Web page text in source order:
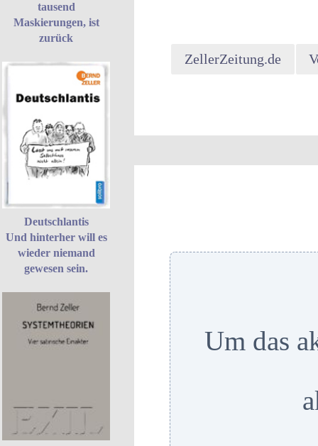
tausend
Maskierungen, ist
zurück
Deutschlantis
Und hinterher will es
wieder niemand
gewesen sein.
ZellerZeitung.de
Um das